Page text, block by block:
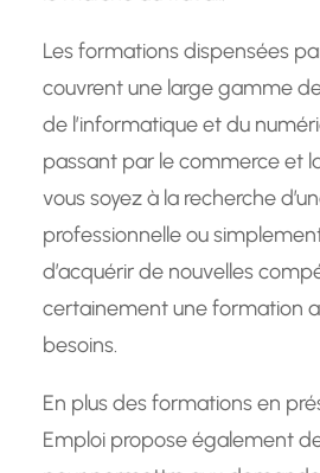
Les formations dispensées
couvrent une large gamme
de l’informatique et du
passant par le commerce et
vous soyez à la recherche
professionnelle ou
d’acquérir de nouvelles
certainement une formation
besoins.
En plus des formations en
Emploi propose également